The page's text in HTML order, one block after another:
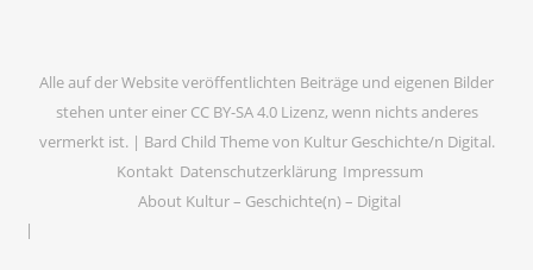
Alle auf der Website veröffentlichten Beiträge und eigenen Bilder
stehen unter einer CC BY-SA 4.0 Lizenz, wenn nichts anderes
vermerkt ist. | Bard Child Theme von Kultur Geschichte/n Digital.
Kontakt Datenschutzerklärung Impressum
About Kultur – Geschichte(n) – Digital